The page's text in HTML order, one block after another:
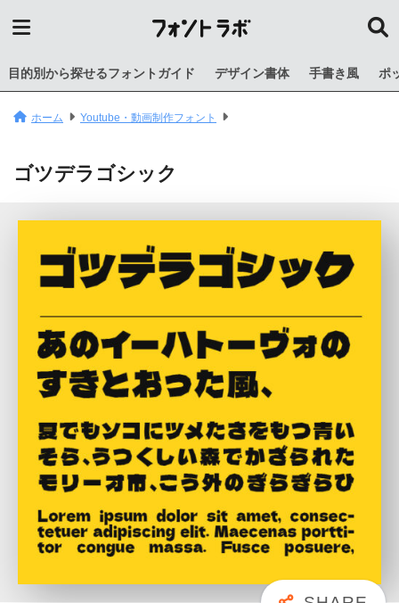
目的別から探せるフォントガイド デザイン書体 手書き風 ポ
ホーム Youtube・動画制作フォント
ゴツデラゴシック